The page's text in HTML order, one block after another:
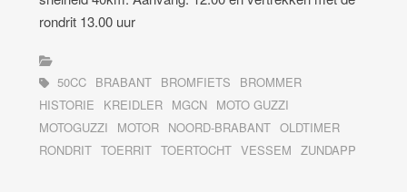
rondrit 13.00 uur
50CC BRABANT BROMFIETS
BROMMER
HISTORIE
KREIDLER MGCN MOTO GUZZI
MOTOGUZZI
MOTOR NOORD-BRABANT OLDTIMER
RONDRIT TOERRIT TOERTOCHT VESSEM ZUNDAPP